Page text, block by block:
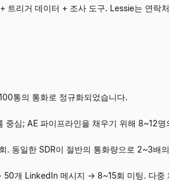
트리거 데이터 + 조사 도구. Lessie는 연락
통의 통화로 정규화되었습니다.
심; AE 파이프라인을 채우기 위해 8~12명
동일한 SDR이 절반의 통화량으로 2~3배
개 LinkedIn 메시지 → 8~15회 미팅. 다중